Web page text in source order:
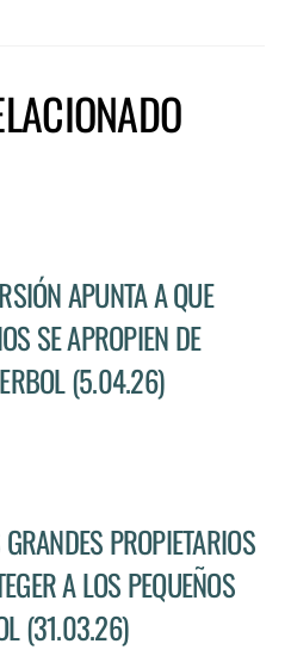
APUNTA A QUE
SE APROPIEN DE
(5.04.26)
PROPIETARIOS
A LOS PEQUEÑOS
(31.03.26)